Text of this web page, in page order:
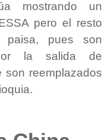
mostrando un
pero el resto
pues son
la salida de
son reemplazados